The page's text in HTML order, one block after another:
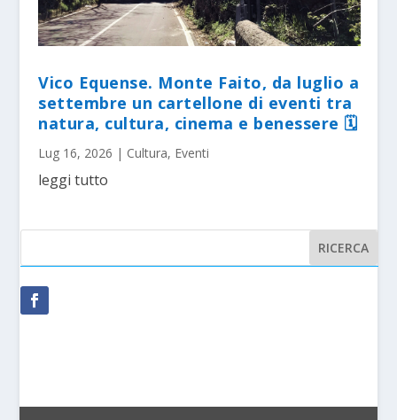
Vico Equense. Monte Faito, da luglio a
settembre un cartellone di eventi tra
natura, cultura, cinema e benessere 🗓
Lug 16, 2026 | Cultura, Eventi
leggi tutto